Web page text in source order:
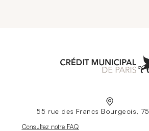
55 rue des Francs Bourgeois,
Nouvelle fenêtre
Consultez notre FAQ